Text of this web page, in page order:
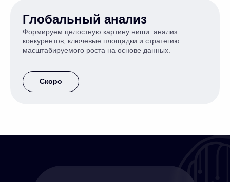
Глобальный анализ
Формируем целостную картину ниши: анализ
конкурентов, ключевые площадки и стратегию
масштабируемого роста на основе данных.
Скоро